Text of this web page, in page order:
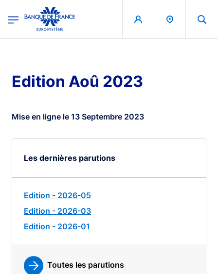
Banque de France - Menu Principal
Edition Aoû 2023
Mise en ligne le 13 Septembre 2023
Les dernières parutions
Edition - 2026-05
Edition - 2026-03
Edition - 2026-01
Toutes les parutions